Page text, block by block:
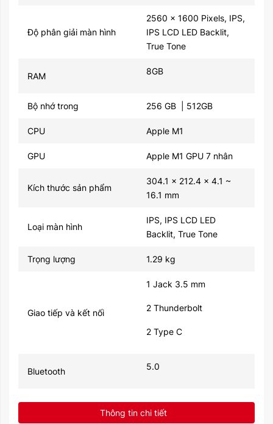
Độ phân giải màn hình
2560 x 1600 Pixels, IPS,
IPS LCD LED Backlit,
True Tone
RAM 8GB
Bộ nhớ trong 256 GB | 512GB
CPU Apple M1
GPU Apple M1 GPU 7 nhân
Kích thước sản phẩm
304.1 x 212.4 x 4.1 ~
16.1 mm
Loại màn hình
IPS, IPS LCD LED
Backlit, True Tone
Trọng lượng 1.29 kg
Giao tiếp và kết nối
1 Jack 3.5 mm
2 Thunderbolt
2 Type C
Bluetooth 5.0
HD720p
Thông tin chi tiết